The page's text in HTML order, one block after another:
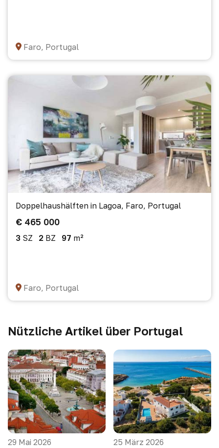
Faro, Portugal
Doppelhaushälften in Lagoa, Faro, Portugal
€ 465 000
3 SZ 2 BZ 97 m²
Faro, Portugal
Nützliche Artikel über Portugal
29 Mai 2026
25 März 2026